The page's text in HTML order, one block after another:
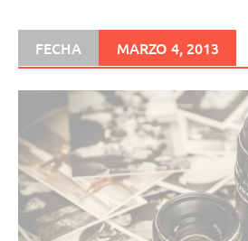
FECHA MARZO 4, 2013